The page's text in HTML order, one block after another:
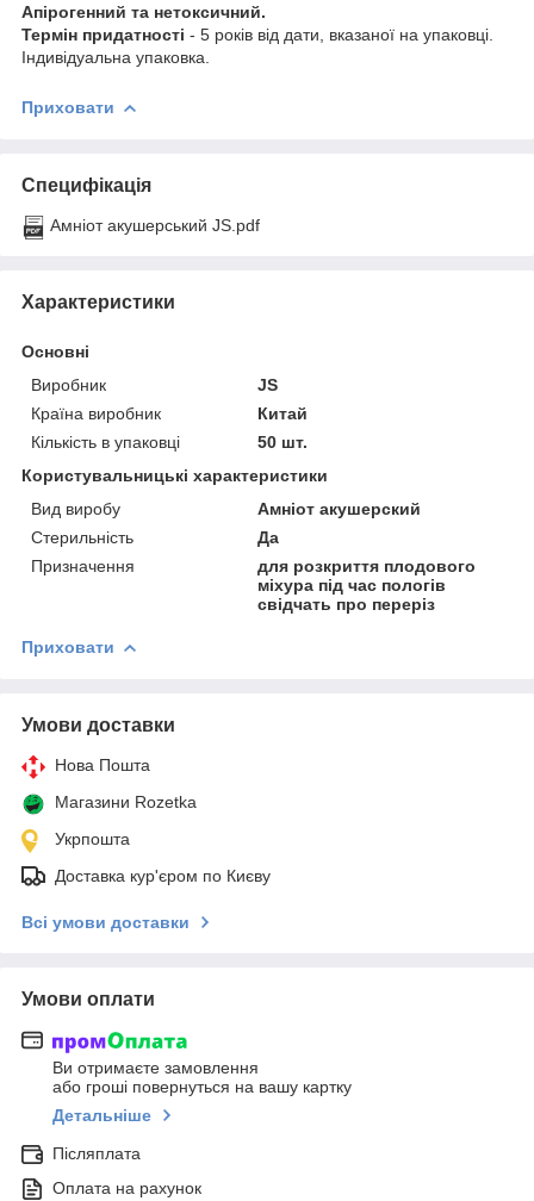
Апірогенний та нетоксичний.
Термін придатності - 5 років від дати, вказаної на упаковці.
Індивідуальна упаковка.
Приховати
Специфікація
Амніот акушерський JS.pdf
Характеристики
Основні
Виробник
JS
Країна виробник
Китай
Кількість в упаковці
50 шт.
Користувальницькі характеристики
Вид виробу
Амніот акушерский
Стерильність
Да
Призначення
для розкриття плодового
міхура під час пологів
свідчать про переріз
Приховати
Умови доставки
Нова Пошта
Магазини Rozetka
Укрпошта
Доставка кур'єром по Києву
Всі умови доставки
Умови оплати
Ви отримаєте замовлення
або гроші повернуться на вашу картку
Детальніше
Післяплата
Оплата на рахунок